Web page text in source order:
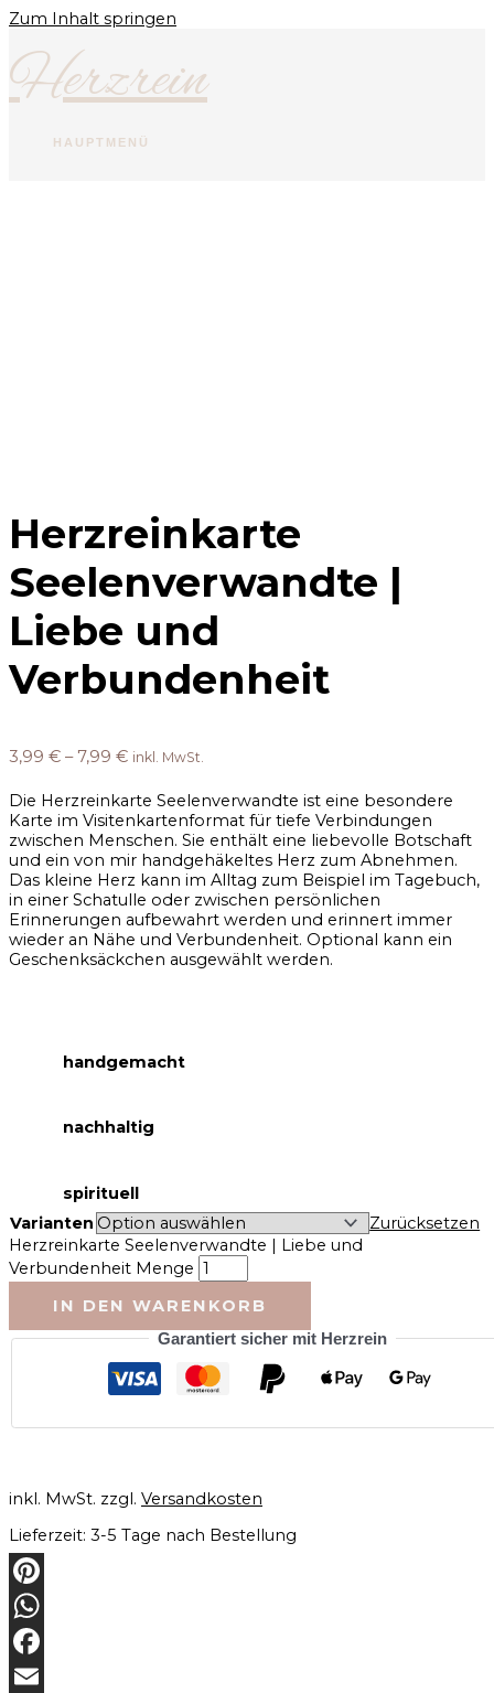
Zum Inhalt springen
Herzrein
HAUPTMENÜ
Herzreinkarte
Seelenverwandte |
Liebe und
Verbundenheit
3,99 € – 7,99 € inkl. MwSt.
Die Herzreinkarte Seelenverwandte ist eine besondere
Karte im Visitenkartenformat für tiefe Verbindungen
zwischen Menschen. Sie enthält eine liebevolle Botschaft
und ein von mir handgehäkeltes Herz zum Abnehmen.
Das kleine Herz kann im Alltag zum Beispiel im Tagebuch,
in einer Schatulle oder zwischen persönlichen
Erinnerungen aufbewahrt werden und erinnert immer
wieder an Nähe und Verbundenheit. Optional kann ein
Geschenksäckchen ausgewählt werden.
handgemacht
nachhaltig
spirituell
Varianten
Zurücksetzen
Herzreinkarte Seelenverwandte | Liebe und
Verbundenheit Menge
IN DEN WARENKORB
Garantiert sicher mit Herzrein
inkl. MwSt. zzgl. Versandkosten
Lieferzeit: 3-5 Tage nach Bestellung
Pinterest
WhatsApp
Facebook